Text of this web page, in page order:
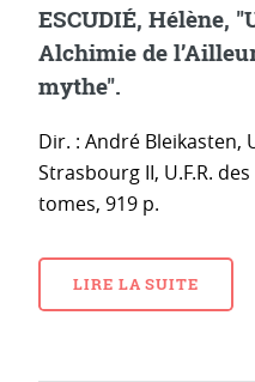
ESCUDIÉ, Hélène,
Alchimie de
mythe".
Dir. : André Bleikasten,
Strasbourg II, U.F.R.
tomes, 919 p.
LIRE LA SUITE